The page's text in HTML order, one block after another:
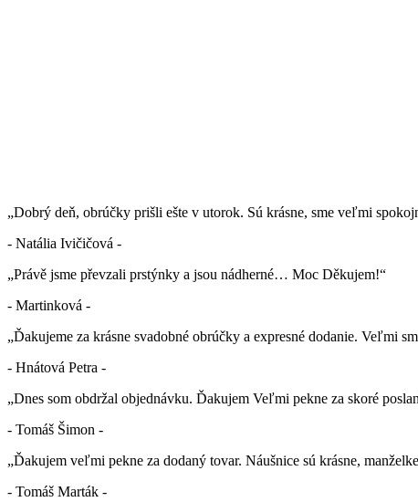
„Dobrý deň, obrúčky prišli ešte v utorok. Sú krásne, sme veľmi
- Natália Ivičičová -
„Právě jsme převzali prstýnky a jsou nádherné… Moc Děkujem!“
- Martinková -
„Ďakujeme za krásne svadobné obrúčky a expresné dodanie. Veľmi
- Hnátová Petra -
„Dnes som obdržal objednávku. Ďakujem Veľmi pekne za skoré
- Tomáš Šimon -
„Ďakujem veľmi pekne za dodaný tovar. Náušnice sú krásne,
- Tomáš Marták -